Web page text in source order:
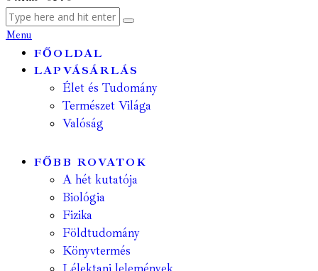
Menu
FŐOLDAL
LAPVÁSÁRLÁS
Élet és Tudomány
Természet Világa
Valóság
FŐBB ROVATOK
A hét kutatója
Biológia
Fizika
Földtudomány
Könyvtermés